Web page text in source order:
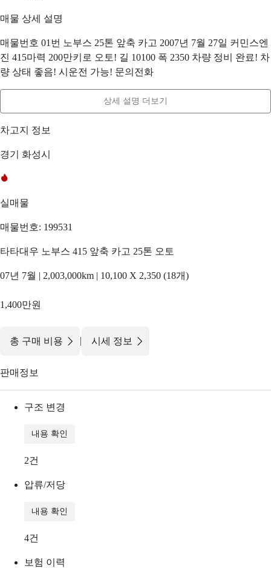
매물 상세 설명
매물번호 01번 노부스 25톤 앞축 카고 2007년 7월 27일 커민스엔
진 415마력 200만키로 오토! 길 10100 폭 2350 차량 정비 완료! 차
량 상태 좋음! 시운전 가능! 문의전화
상세 설명 더보기
차고지 정보
경기 화성시
실매물
매물번호: 199531
타타대우 노부스 415 앞축 카고 25톤 오토
07년 7월 | 2,003,000km | 10,100 X 2,350 (18개)
1,400만원
총 구매 비용 | 시세 정보
판매정보
구조 변경
내용 확인
2건
압류/저당
내용 확인
4건
보험 이력